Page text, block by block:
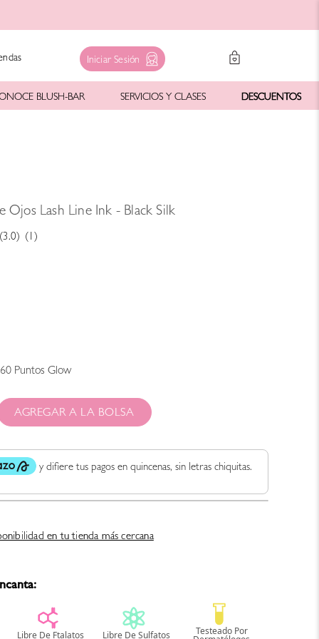
Iniciar Sesión
BLUSH-BAR SERVICIOS Y CLASES DESCUENTOS
Ojos Lash Line Ink - Black Silk
(3.0) (1)
Puntos Glow
AGREGAR A LA BOLSA
en tu tienda más cercana